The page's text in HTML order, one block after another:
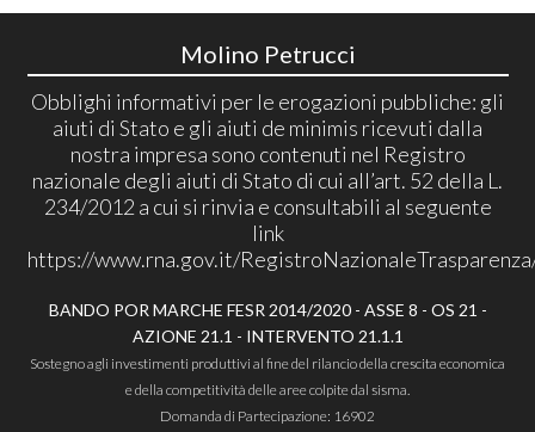
Molino Petrucci
Obblighi informativi per le erogazioni pubbliche: gli
aiuti di Stato e gli aiuti de minimis ricevuti dalla
nostra impresa sono contenuti nel Registro
nazionale degli aiuti di Stato di cui all’art. 52 della L.
234/2012 a cui si rinvia e consultabili al seguente
link
https://www.rna.gov.it/
BANDO POR MARCHE FESR 2014/2020 - ASSE 8 - OS 21 -
AZIONE 21.1 - INTERVENTO 21.1.1
Sostegno agli investimenti produttivi al fine del rilancio della crescita economica
e della competitività delle aree colpite dal sisma.
Domanda di Partecipazione: 16902